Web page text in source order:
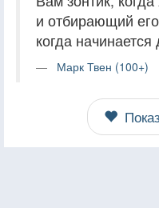
и отбирающий
когда
Марк Твен (100+)